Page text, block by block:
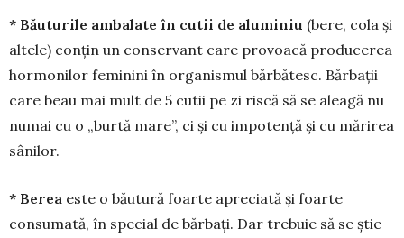
* Băuturile ambalate în cutii de alumi­niu (bere, cola și
altele) conțin un conservant care provoacă producerea
hormonilor feminini în orga­nismul bărbătesc. Bărbații
care beau mai mult de 5 cutii pe zi riscă să se aleagă nu
numai cu o „burtă mare”, ci și cu impotență și cu mărirea
sânilor.
* Berea este o băutură foarte apreciată și foarte
consumată, în special de bărbați. Dar trebuie să se știe